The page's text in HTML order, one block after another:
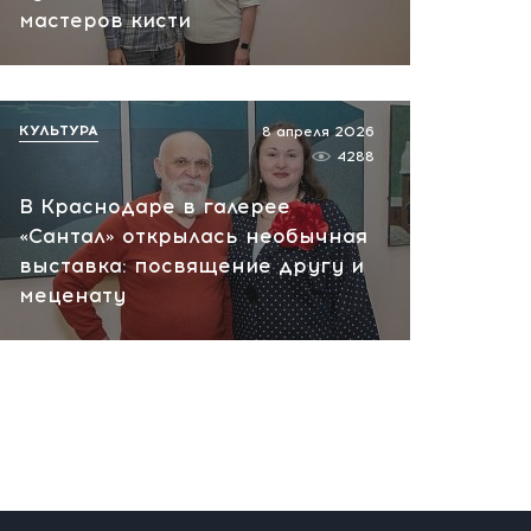
пожар на НПЗ
вчера, 12:18
мастеров кисти
В Краснодаре в галерее
«Сантал» открылась необычная
выставка: посвящение другу и
меценату
8 апреля 2026
4288
КУЛЬТУРА